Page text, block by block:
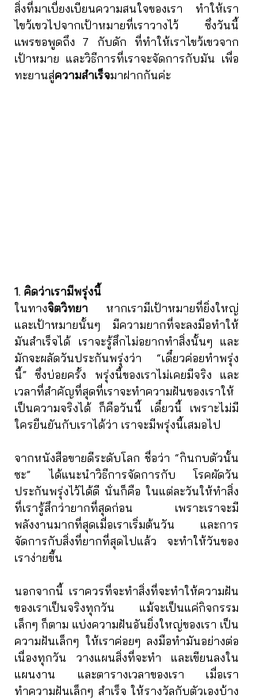
สิ่งที่มาเบี่ยงเบียนความสนใจของเรา ทำให้เรา
ไขว้เขวไปจากเป้าหมายที่เราวางไว้ ซึ่งวันนี้
แพรขอพูดถึง 7 กับดัก ที่ทำให้เราไขว้เขวจาก
เป้าหมาย และวิธีการที่เราจะจัดการกับมัน เพื่อ
ทะยานสู่ความสำเร็จมาฝากกันค่ะ
1. คิดว่าเรามีพรุ่งนี้
ในทางจิตวิทยา หากเรามีเป้าหมายที่ยิ่งใหญ่
และเป้าหมายนั้นๆ มีความยากที่จะลงมือทำให้
มันสำเร็จได้ เราจะรู้สึกไม่อยากทำสิ่งนั้นๆ และ
มักจะผลัดวันประกันพรุ่งว่า “เดี๋ยวค่อยทำพรุ่ง
นี้” ซึ่งบ่อยครั้ง พรุ่งนี้ของเราไม่เคยมีจริง และ
เวลาที่สำคัญที่สุดที่เราจะทำความฝันของเราให้
เป็นความจริงได้ ก็คือวันนี้ เดี๋ยวนี้ เพราะไม่มี
ใครยืนยันกับเราได้ว่า เราจะมีพรุ่งนี้เสมอไป
จากหนังสือขายดีระดับโลก ชื่อว่า “กินกบตัวนั้น
ซะ” ได้แนะนำวิธีการจัดการกับ โรคผัดวัน
ประกันพรุ่งไว้ได้ดี นั่นก็คือ ในแต่ละวันให้ทำสิ่ง
ที่เรารู้สึกว่ายากที่สุดก่อน เพราะเราจะมี
พลังงานมากที่สุดเมื่อเราเริ่มต้นวัน และการ
จัดการกับสิ่งที่ยากที่สุดไปแล้ว จะทำให้วันของ
เราง่ายขึ้น
นอกจากนี้ เราควรที่จะทำสิ่งที่จะทำให้ความฝัน
ของเราเป็นจริงทุกวัน แม้จะเป็นแค่กิจกรรม
เล็กๆ ก็ตาม แบ่งความฝันอันยิ่งใหญ่ของเรา เป็น
ความฝันเล็กๆ ให้เราค่อยๆ ลงมือทำมันอย่างต่อ
เนื่องทุกวัน วางแผนสิ่งที่จะทำ และเขียนลงใน
แผนงาน และตารางเวลาของเรา เมื่อเรา
ทำความฝันเล็กๆ สำเร็จ ให้รางวัลกับตัวเองบ้าง